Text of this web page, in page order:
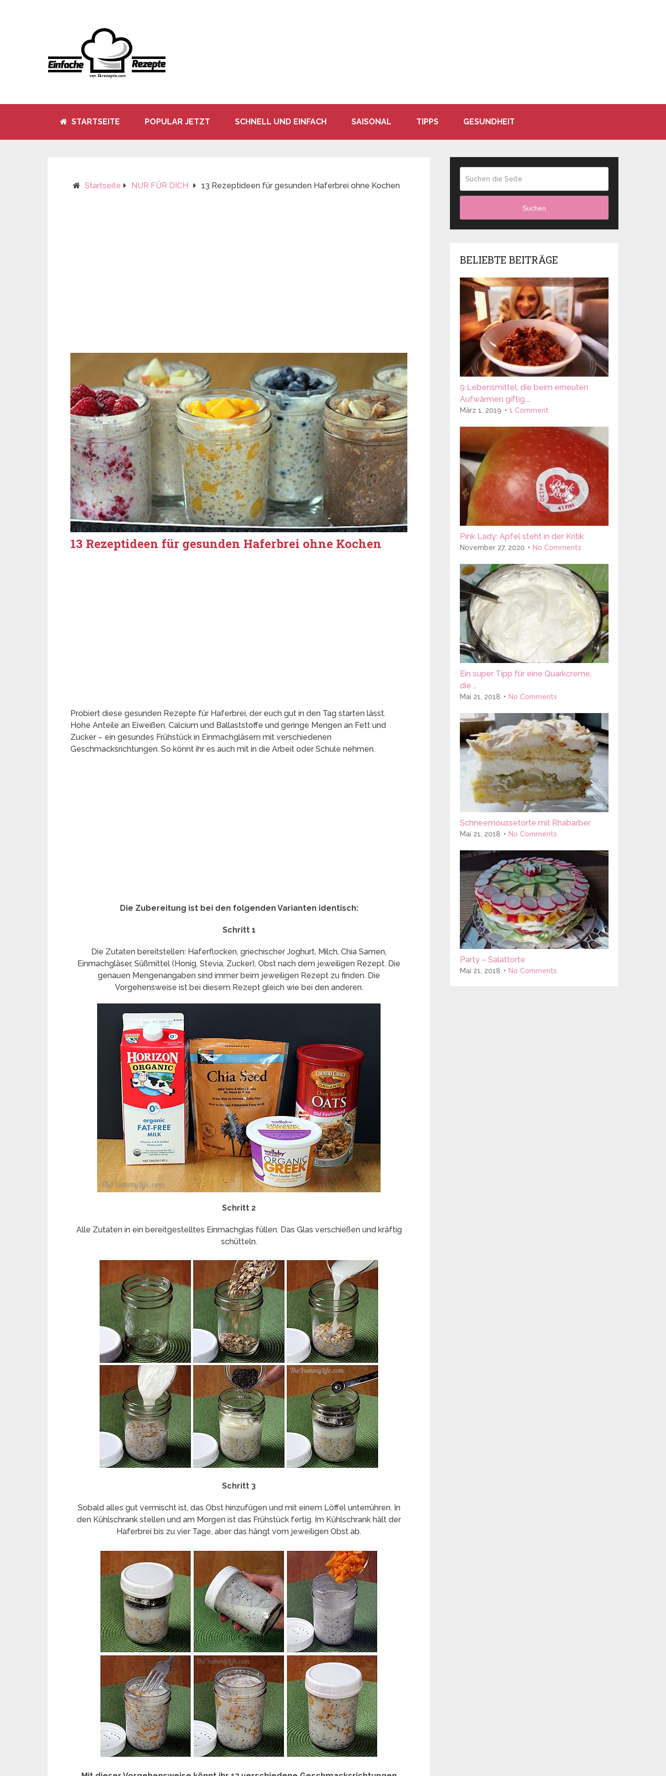
STARTSEITE POPULAR JETZT SCHNELL UND EINFACH SAISONAL TIPPS GESUNDHEIT
Startseite NUR FÜR DICH 13 Rezeptideen für gesunden Haferbrei ohne Kochen
13 Rezeptideen für gesunden Haferbrei ohne Kochen
Probiert diese gesunden Rezepte für Haferbrei, der euch gut in den Tag starten lässt.
Hohe Anteile an Eiweißen, Calcium und Ballaststoffe und geringe Mengen an Fett und
Zucker – ein gesundes Frühstück in Einmachgläsern mit verschiedenen
Geschmacksrichtungen. So könnt ihr es auch mit in die Arbeit oder Schule nehmen.
Die Zubereitung ist bei den folgenden Varianten identisch:
Schritt 1
Die Zutaten bereitstellen: Haferflocken, griechischer Joghurt, Milch, Chia Samen,
Einmachgläser, Süßmittel (Honig, Stevia, Zucker), Obst nach dem jeweiligen Rezept. Die
genauen Mengenangaben sind immer beim jeweiligen Rezept zu finden. Die
Vorgehensweise ist bei diesem Rezept gleich wie bei den anderen.
Schritt 2
Alle Zutaten in ein bereitgestelltes Einmachglas füllen. Das Glas verschießen und kräftig
schütteln.
Schritt 3
Sobald alles gut vermischt ist, das Obst hinzufügen und mit einem Löffel unterrühren. In
den Kühlschrank stellen und am Morgen ist das Frühstück fertig. Im Kühlschrank hält der
Haferbrei bis zu vier Tage, aber das hängt vom jeweiligen Obst ab.
Suchen
BELIEBTE BEITRÄGE
9 Lebensmittel, die beim erneuten
Aufwärmen giftig …
März 1, 2019 1 Comment
Pink Lady: Apfel steht in der Kritik
November 27, 2020 No Comments
Ein super Tipp für eine Quarkcreme,
die …
Mai 21, 2018 No Comments
Schneemoussetorte mit Rhabarber
Mai 21, 2018 No Comments
Party – Salattorte
Mai 21, 2018 No Comments